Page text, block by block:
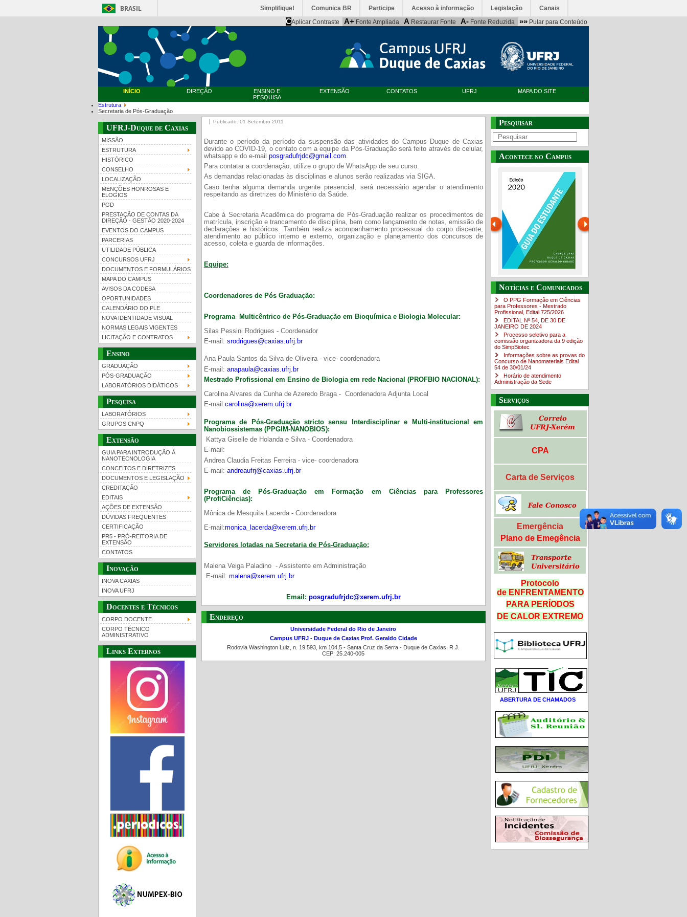
BRASIL Simplifique! Comunica BR Participe Acesso à informação Legislação Canais
CAplicar Contraste A+ Fonte Ampliada A Restaurar Fonte A- Fonte Reduzida »» Pular para Conteúdo
INÍCIO DIREÇÃO
ENSINO E
PESQUISA
EXTENSÃO CONTATOS UFRJ MAPA DO SITE
Estrutura
Secretaria de Pós-Graduação
UFRJ-Duque de Caxias
MISSÃO
ESTRUTURA
HISTÓRICO
CONSELHO
LOCALIZAÇÃO
MENÇÕES HONROSAS E
ELOGIOS
PGD
PRESTAÇÃO DE CONTAS DA
DIREÇÃO - GESTÃO 2020-2024
EVENTOS DO CAMPUS
PARCERIAS
UTILIDADE PÚBLICA
CONCURSOS UFRJ
DOCUMENTOS E FORMULÁRIOS
MAPA DO CAMPUS
AVISOS DA CODESA
OPORTUNIDADES
CALENDÁRIO DO PLE
NOVA IDENTIDADE VISUAL
NORMAS LEGAIS VIGENTES
LICITAÇÃO E CONTRATOS
Ensino
GRADUAÇÃO
PÓS-GRADUAÇÃO
LABORATÓRIOS DIDÁTICOS
Pesquisa
LABORATÓRIOS
GRUPOS CNPQ
Extensão
GUIA PARA INTRODUÇÃO À
NANOTECNOLOGIA
CONCEITOS E DIRETRIZES
DOCUMENTOS E LEGISLAÇÃO
CREDITAÇÃO
EDITAIS
AÇÕES DE EXTENSÃO
DÚVIDAS FREQUENTES
CERTIFICAÇÃO
PR5 - PRÓ-REITORIA DE
EXTENSÃO
CONTATOS
Inovação
INOVA CAXIAS
INOVA UFRJ
Docentes e Técnicos
CORPO DOCENTE
CORPO TÉCNICO
ADMINISTRATIVO
Links Externos
Publicado: 01 Setembro 2011
Durante o período da período da suspensão das atividades do Campus Duque de Caxias
devido ao COVID-19, o contato com a equipe da Pós-Graduação será feito através decelular,
whatsapp e do e-mail posgradufrjdc@gmail.com
Para contatar a coordenação, utilize o grupo de WhatsApp de seu curso.
As demandas relacionadas às disciplinas e alunos serão realizadas via SIGA.
Caso tenha alguma demanda urgente presencial, será necessário agendar o atendimento
respeitando as diretrizes do Ministério da Saúde.
Cabe à Secretaria Acadêmica do programa de Pós-Graduação realizar os procedimentos de
matrícula, inscrição e trancamento de disciplina, bem como lançamento de notas, emissão de
declarações e históricos. Também realiza acompanhamento processual do corpo discente,
atendimento ao público interno e externo, organização e planejamento dos concursos de
acesso, coleta e guarda de informações.
Equipe:
Coordenadores de Pós Graduação:
Programa Multicêntrico de Pós-Graduação em Bioquímica e Biologia Molecular:
Silas Pessini Rodrigues - Coordenador
E-mail: srodrigues@caxias.ufrj.br
Ana Paula Santos da Silva de Oliveira - vice- coordenadora
E-mail: anapaula@caxias.ufrj.br
Mestrado Profissional em Ensino de Biologia em rede Nacional (PROFBIO NACIONAL):
Carolina Alvares da Cunha de Azeredo Braga - Coordenadora Adjunta Local
E-mail:carolina@xerem.ufrj.br
Programa de Pós-Graduação stricto sensu Interdisciplinar e Multi-institucional em
Nanobiossistemas (PPGIM-NANOBIOS):
Kattya Giselle de Holanda e Silva- Coordenadora
E-mail:
Andrea Claudia Freitas Ferreira - vice- coordenadora
E-mail: andreaufrj@caxias.ufrj.br
Programa de Pós-Graduação em Formação em Ciências para Professores
(ProfiCiências):
Mônica de Mesquita Lacerda - Coordenadora
E-mail:monica_lacerda@xerem.ufrj.br
Servidores lotadas na Secretaria de Pós-Graduação:
Malena Veiga Paladino - Assistente em Administração
E-mail: malena@xerem.ufrj.br
Email: posgradufrjdc@xerem.ufrj.br
Endereço
Universidade Federal do Rio de Janeiro
Campus UFRJ - Duque de Caxias Prof. Geraldo Cidade
Rodovia Washington Luiz, n. 19.593, km 104,5 - Santa Cruz da Serra - Duque de Caxias, R.J.
CEP: 25.240-005
Pesquisar
Acontece no Campus
Guia do estudante
UFRJ 100 anos Notícias e Comunicados
O PPG Formação em Ciências
para Professores - Mestrado
Profissional, Edital ​725/202​6
EDITAL Nº 54, DE 30 DE
JANEIRO DE 2024
Processo seletivo para a
comissão organizadora da 9 edição
do SimpBiotec
Informações sobre as provas do
Concurso de Nanomateriais Edital
54 de 30/01/24
Horário de atendimento
Administração da Sede
Serviços
CPA
Carta de Serviços
Emergência
Plano de Emegência
Protocolo
de ENFRENTAMENTO
PARA PERÍODOS
DE CALOR EXTREMO
ABERTURA DE CHAMADOS